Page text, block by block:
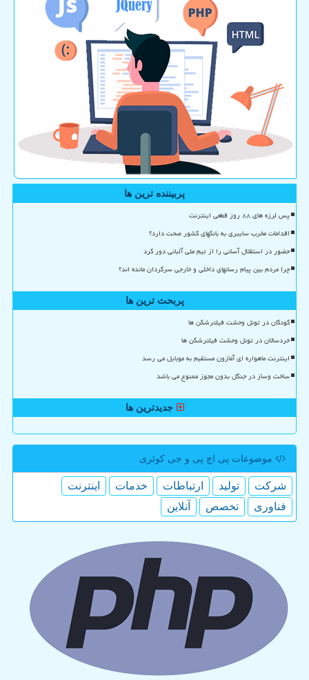
پربیننده ترین ها
پس لرزه های ۸۸ روز قطعی اینترنت
اقدامات مخرب سایبری به بانکهای کشور صحت دارد؟
حضور در استقلال آسانی را از تیم ملی آلبانی دور کرد
چرا مردم بین پیام رسانهای داخلی و خارجی سرگردان مانده اند؟
پربحث ترین ها
کودکان در تونل وحشت فیلترشکن ها
خردسالان در تونل وحشت فیلترشکن ها
اینترنت ماهواره ای آمازون مستقیم به موبایل می رسد
ساخت وساز در جنگل بدون مجوز ممنوع می باشد
جدیدترین ها
موضوعات پی اچ پی و جی كوئری
شركت تولید ارتباطات خدمات
اینترنت
فناوری
تخصص آنلاین